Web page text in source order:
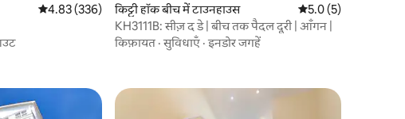
औसत रेटिंग 5 में से 4.83, 336 समीक्षाएँ
4.83 (336)
किट्टी हॉक बीच में टाउनहाउस औसत रेटिंग 5 में से 5.0,
5.0 (5)
KH3111B: सीज़ द डे | बीच तक पैदल दूरी | आँगन |
किफ़ायत ·सुविधाएँ ·इनडोर जगहें